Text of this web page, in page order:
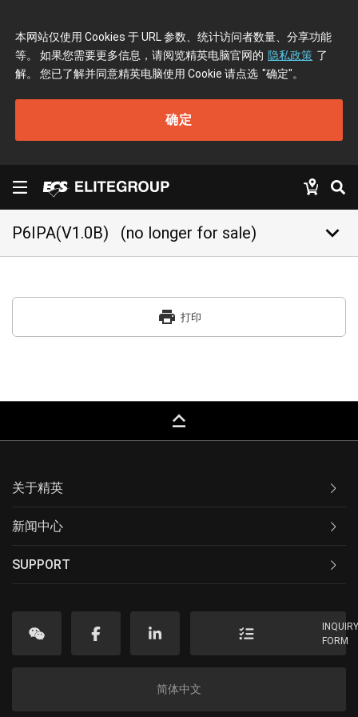
本网站仅使用 Cookies 于 URL 参数、统计访问者数量、分享功能
等。 如果您需要更多信息，请阅览精英电脑官网的 隐私政策 了
解。 您已了解并同意精英电脑使用 Cookie 请点选 "确定"。
确定
P6IPA(V1.0B) (no longer for sale) keyboard_arrow_down
print 打印
keyboard_capslock
关于精英
新闻中心
SUPPORT
FORM
简体中文